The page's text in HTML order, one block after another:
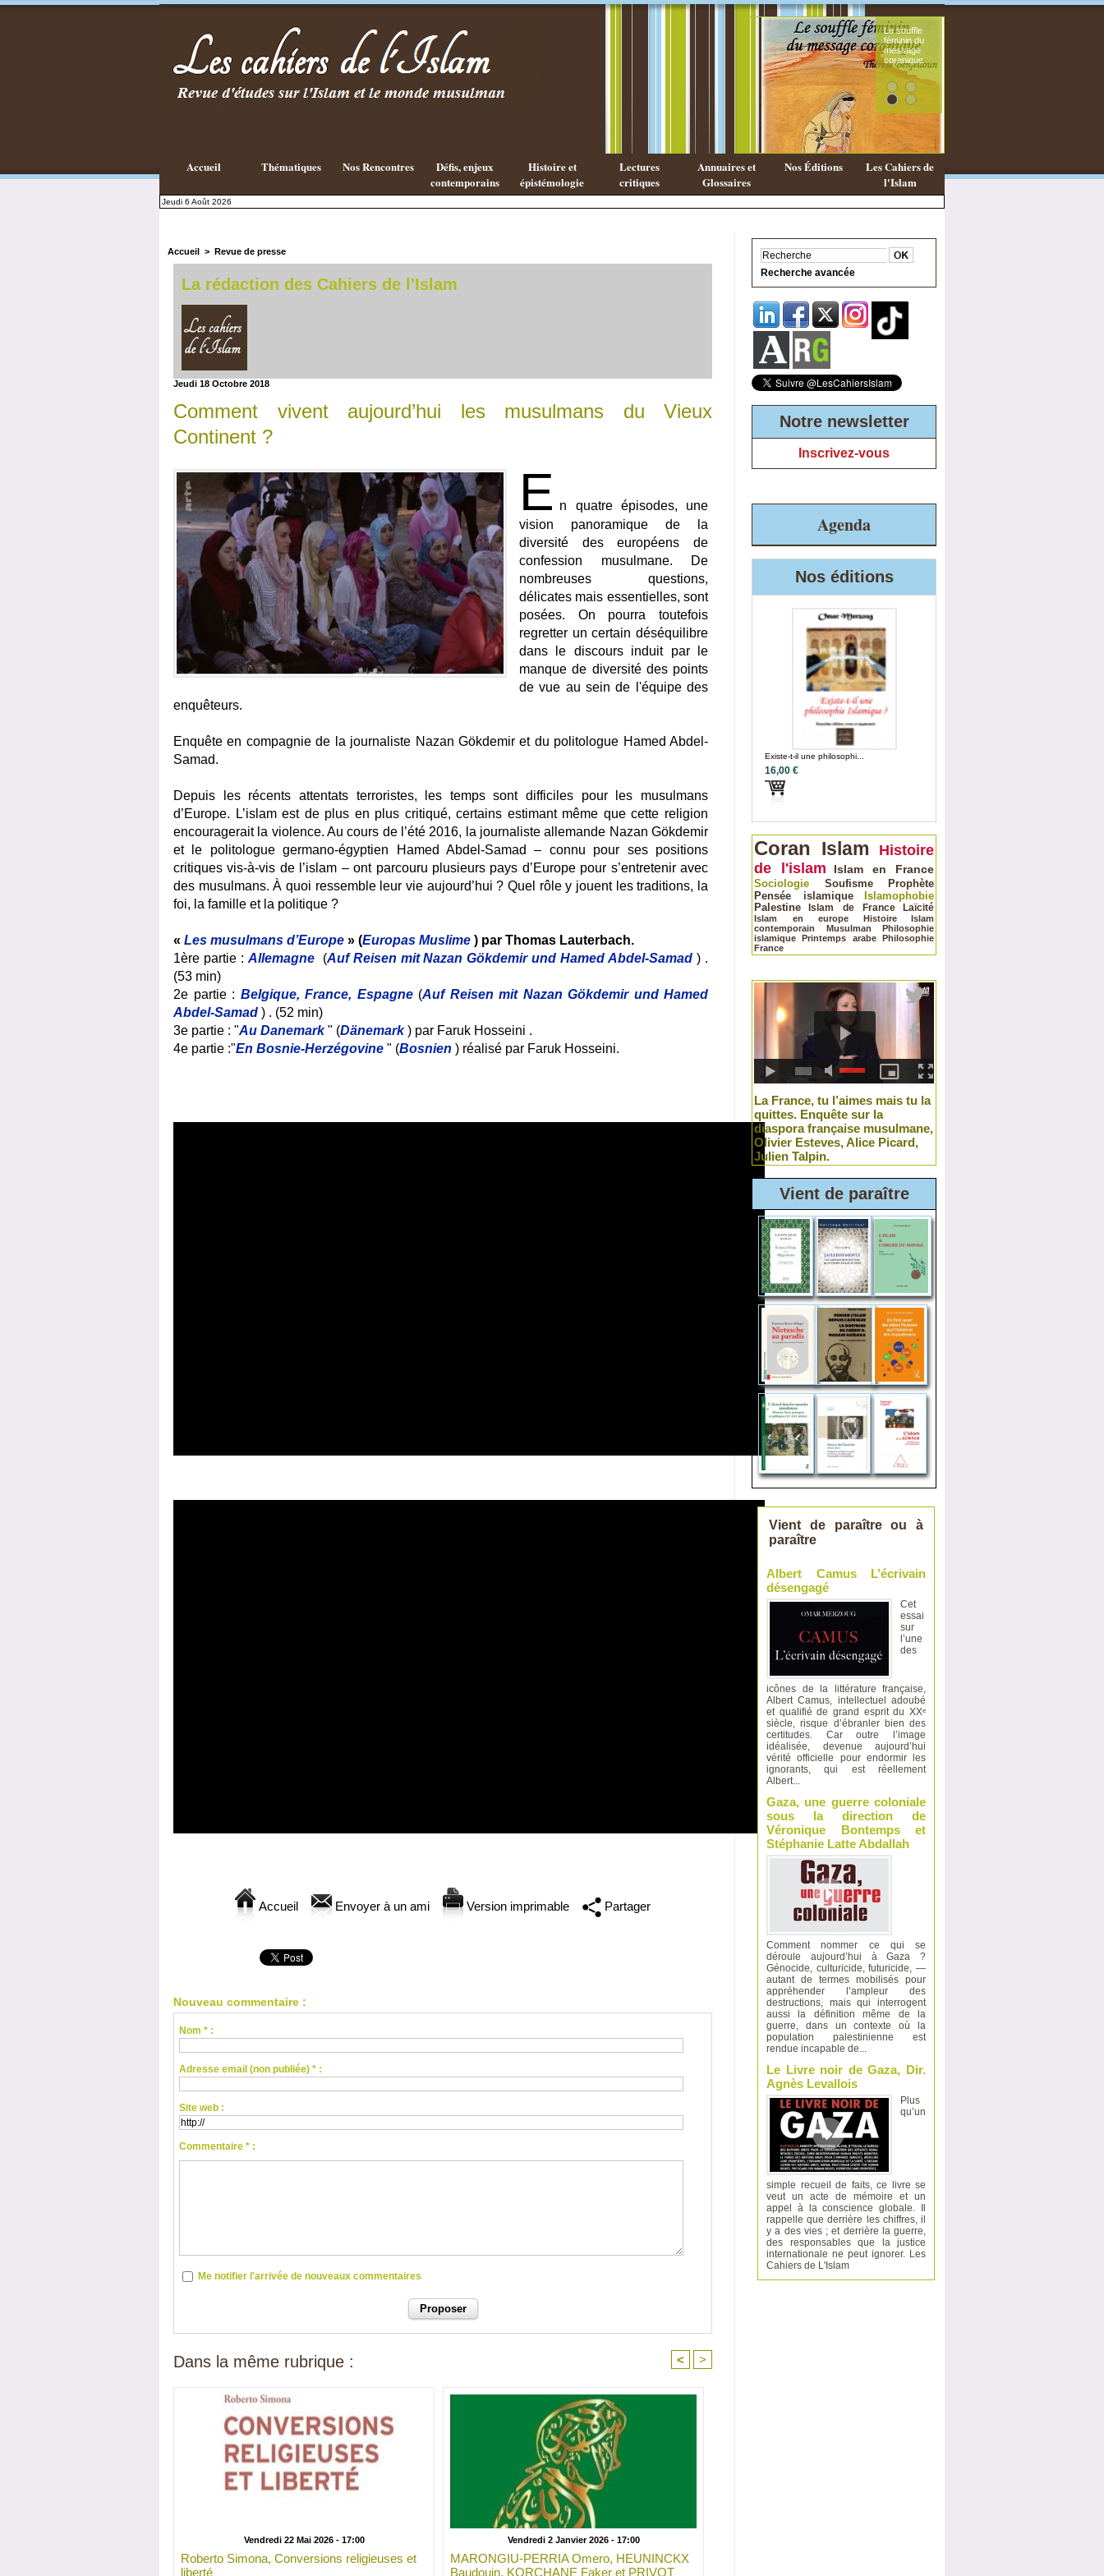
Existe-t-il
une
philosophie
Islamique ?
Le souffle
féminin du
message
coranique
Accueil Thématiques Nos Rencontres
Défis, enjeux
contemporains
Histoire et
épistémologie
Lectures
critiques
Annuaires et
Glossaires
Nos Éditions
Les Cahiers de
l'Islam
Jeudi 6 Août 2026
Accueil > Revue de presse
La rédaction des Cahiers de l'Islam
Jeudi 18 Octobre 2018
Comment vivent aujourd’hui les musulmans du Vieux
Continent ?
E n quatre épisodes, une
vision panoramique de la
diversité des européens de
confession musulmane. De
nombreuses questions,
délicates mais essentielles, sont
posées. On pourra toutefois
regretter un certain déséquilibre
dans le discours induit par le
manque de diversité des points
de vue au sein de l'équipe des
enquêteurs.
Enquête en compagnie de la journaliste Nazan Gökdemir et du politologue Hamed Abdel-
Samad.
Depuis les récents attentats terroristes, les temps sont difficiles pour les musulmans
d’Europe. L’islam est de plus en plus critiqué, certains estimant même que cette religion
encouragerait la violence. Au cours de l’été 2016, la journaliste allemande Nazan Gökdemir
et le politologue germano-égyptien Hamed Abdel-Samad – connu pour ses positions
critiques vis-à-vis de l’islam – ont parcouru plusieurs pays d’Europe pour s’entretenir avec
des musulmans. À quoi ressemble leur vie aujourd’hui ? Quel rôle y jouent les traditions, la
foi, la famille et la politique ?
« Les musulmans d’Europe » (Europas Muslime ) par Thomas Lauterbach.
1ère partie : Allemagne (Auf Reisen mit Nazan Gökdemir und Hamed Abdel-Samad ) .
(53 min)
2e partie : Belgique, France, Espagne (Auf Reisen mit Nazan Gökdemir und Hamed
Abdel-Samad ) . (52 min)
3e partie : "Au Danemark " (Dänemark ) par Faruk Hosseini .
4e partie :"En Bosnie-Herzégovine " (Bosnien ) réalisé par Faruk Hosseini.
Accueil Envoyer à un ami Version imprimable Partager
Nouveau commentaire :
Nom * :
Adresse email (non publiée) * :
Site web :
Commentaire * :
Me notifier l'arrivée de nouveaux commentaires
Dans la même rubrique : < >
Vendredi 22 Mai 2026 - 17:00
Roberto Simona, Conversions religieuses et
liberté
Vendredi 2 Janvier 2026 - 17:00
MARONGIU-PERRIA Omero, HEUNINCKX
Baudouin, KORCHANE Faker et PRIVOT
Recherche avancée
Notre newsletter
Inscrivez-vous
Agenda
Nos éditions
Existe-t-il une philosophi...
16,00 €
Coran Islam
Histoire
de l'islam
Islam en France
Sociologie Soufisme
Prophète
Pensée islamique
Islamophobie
Palestine Islam de France
Laïcité
Islam en europe
Histoire
Islam
contemporain
Musulman
Philosophie
islamique Printemps arabe Philosophie
France
La France, tu l’aimes mais tu la
quittes. Enquête sur la
diaspora française musulmane,
Olivier Esteves, Alice Picard,
Julien Talpin.
Vient de paraître
Vient de paraître ou à
paraître
Albert Camus L’écrivain
désengagé
Cet
essai
sur
l’une
des
icônes de la littérature française,
Albert Camus, intellectuel adoubé
et qualifié de grand esprit du XXᵉ
siècle, risque d’ébranler bien des
certitudes. Car outre l’image
idéalisée, devenue aujourd’hui
vérité officielle pour endormir les
ignorants, qui est réellement
Albert...
Gaza, une guerre coloniale
sous la direction de
Véronique Bontemps et
Stéphanie Latte Abdallah
Comment nommer ce qui se
déroule aujourd’hui à Gaza ?
Génocide, culturicide, futuricide, —
autant de termes mobilisés pour
appréhender l’ampleur des
destructions, mais qui interrogent
aussi la définition même de la
guerre, dans un contexte où la
population palestinienne est
rendue incapable de...
Le Livre noir de Gaza, Dir.
Agnès Levallois
Plus
qu’un
simple recueil de faits, ce livre se
veut un acte de mémoire et un
appel à la conscience globale. Il
rappelle que derrière les chiffres, il
y a des vies ; et derrière la guerre,
des responsables que la justice
internationale ne peut ignorer. Les
Cahiers de L'Islam